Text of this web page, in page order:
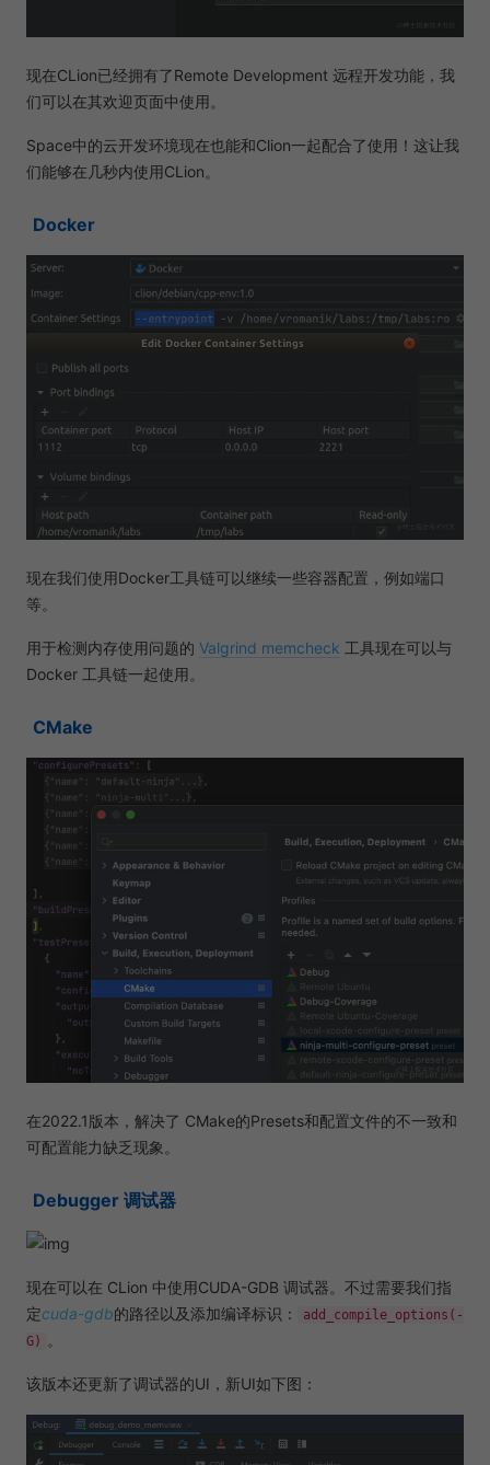
现在CLion已经拥有了Remote Development 远程开发功能，我
们可以在其欢迎页面中使用。
Space中的云开发环境现在也能和Clion一起配合了使用！这让我
们能够在几秒内使用CLion。
Docker
现在我们使用Docker工具链可以继续一些容器配置，例如端口
等。
用于检测内存使用问题的 Valgrind memcheck 工具现在可以与
Docker 工具链一起使用。
CMake
在2022.1版本，解决了 CMake的Presets和配置文件的不一致和
可配置能力缺乏现象。
Debugger 调试器
现在可以在 CLion 中使用CUDA-GDB 调试器。不过需要我们指
定cuda-gdb的路径以及添加编译标识：
add_compile_options(-
G)
。
该版本还更新了调试器的UI，新UI如下图：